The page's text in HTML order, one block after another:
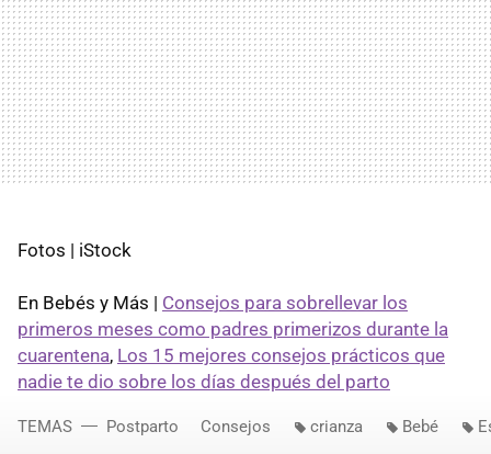
Fotos | iStock
En Bebés y Más | Consejos para sobrellevar los
primeros meses como padres primerizos durante la
cuarentena, Los 15 mejores consejos prácticos que
nadie te dio sobre los días después del parto
TEMAS Postparto Consejos crianza Bebé